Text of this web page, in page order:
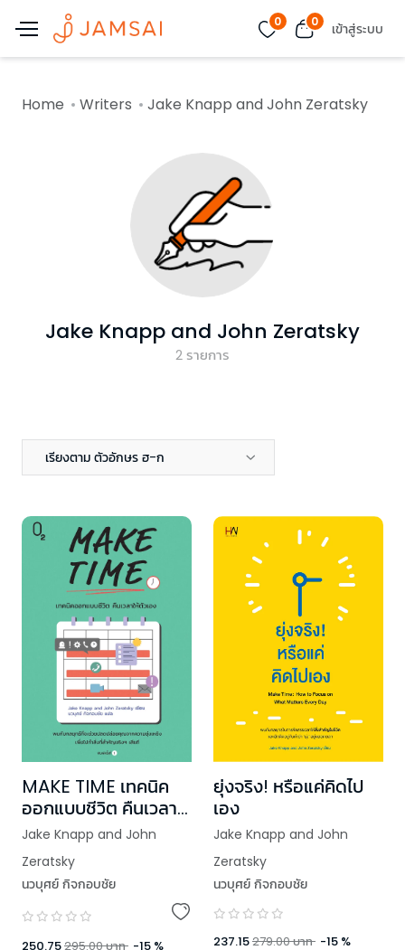
0 0 เข้าสู่ระบบ
Home Writers Jake Knapp and John Zeratsky
Jake Knapp and John Zeratsky
2รายการ
เรียงตาม ตัวอักษร ฮ-ก
MAKE TIME เทคนิค
ออกแบบชีวิต คืนเวลา
ให้ตัวเอง
Jake Knapp and John
Zeratsky
นวบุศย์ กิจกอบชัย
250.75295.00บาท -15 %
ยุ่งจริง! หรือแค่คิดไป
เอง
Jake Knapp and John
Zeratsky
นวบุศย์ กิจกอบชัย
237.15279.00บาท -15 %